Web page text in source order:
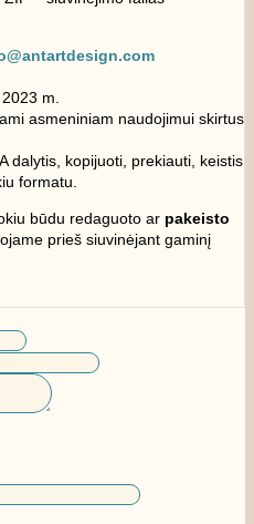
m.
asmeniniam naudojimui skirtus
dalytis, kopijuoti, prekiauti, keistis
formatu.
būdu redaguoto ar pakeisto
prieš siuvinėjant gaminį